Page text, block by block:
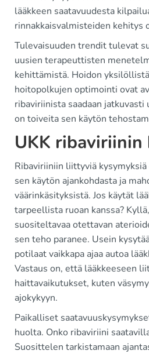
lääkkeen saatavuudesta
rinnakkaisvalmisteiden kehitys
Tulevaisuuden trendit tulevat
uusien terapeuttisten
kehittämistä. Hoidon
hoitopolkujen optimointi ovat
ribaviriinista saadaan
on toiveita sen käytön
UKK ribaviriinin
Ribaviriiniin liittyviä
sen käytön ajankohdasta ja
väärinkäsityksistä. Jos käytät
tarpeellista ruoan kanssa?
suositeltavaa otettavan
sen teho paranee. Usein
potilaat vaikkapa ajaa autoa
Vastaus on, että lääkkeeseen
haittavaikutukset, kuten
ajokykyyn.
Paikalliset
huolta. Onko ribaviriini
Suosittelen tarkistamaan